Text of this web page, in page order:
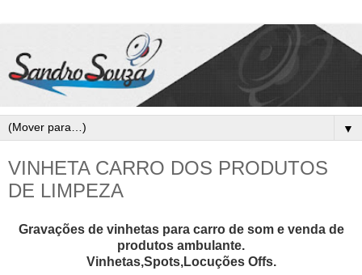
▼
VINHETA CARRO DOS PRODUTOS
DE LIMPEZA
Gravações de vinhetas para carro de som e venda de
produtos ambulante.
Vinhetas,Spots,Locuções Offs.